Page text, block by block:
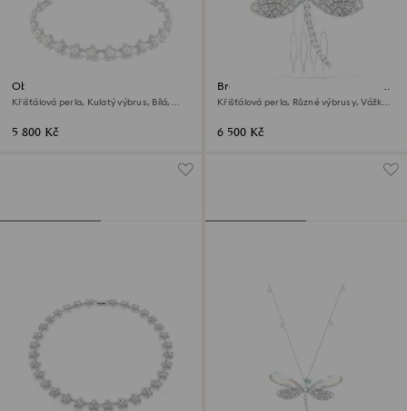
Obojkový náhrdelník Ariana
Grande x Swarovski
Křišťálová perla, Kulatý výbrus, Bílá,
5 800 Kč
Brož a doplněk do vlasů Ariana
Grande x Swarovski
Křišťálová perla, Různé výbrusy, Vážka,
6 500 Kč